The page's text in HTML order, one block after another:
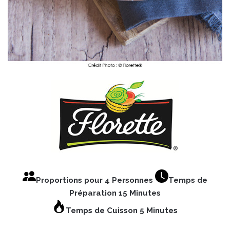
Proportions pour 4 Personnes
Temps de
Préparation 15 Minutes
Temps de Cuisson 5 Minutes